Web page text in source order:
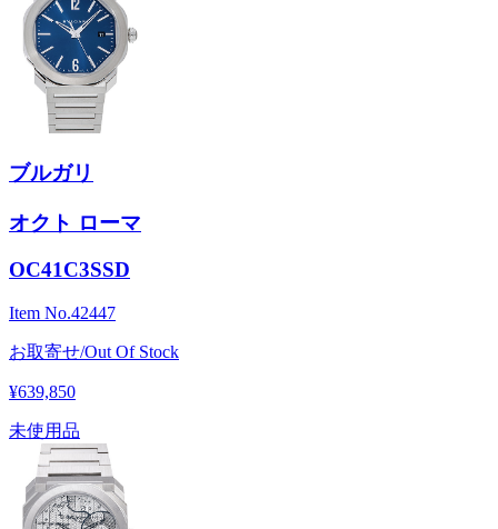
ブルガリ
オクト ローマ
OC41C3SSD
Item No.42447
お取寄せ/Out Of Stock
¥639,850
未使用品